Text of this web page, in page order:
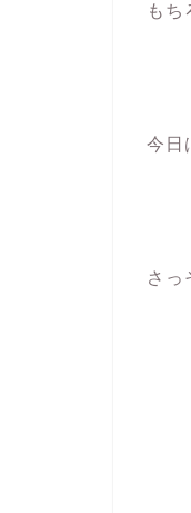
もち
今日
さっ